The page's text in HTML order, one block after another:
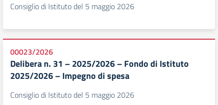
Consiglio di Istituto del 5 maggio 2026
00023/2026
Delibera n. 31 – 2025/2026 – Fondo di Istituto
2025/2026 – Impegno di spesa
Consiglio di Istituto del 5 maggio 2026